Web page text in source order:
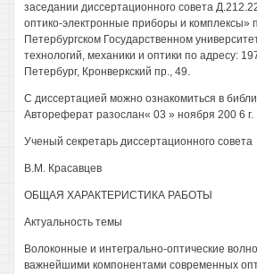
заседании диссертационного совета
оптико-электронные приборы и комплексы»
Петербургском Государственном
технологий, механики и оптики по адресу:
Петербург, Кронверкский пр., 49.
С диссертацией можно ознакомиться в
Автореферат разослан« 03 » ноября 200 6 г.
Ученый секретарь диссертационного совета
В.М. Красавцев
ОБЩАЯ ХАРАКТЕРИСТИКА РАБОТЫ
Актуальность темы
Волоконные и интегрально-оптические
важнейшими компонентами современных